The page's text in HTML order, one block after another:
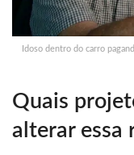
Idoso dentro do carro
Quais
alterar essa